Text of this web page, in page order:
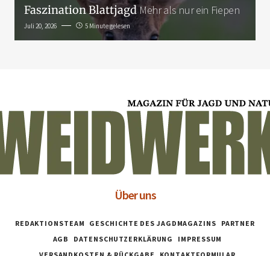
Faszination BlattjagdMehr als nur ein Fiepen
Juli 20, 2026 5 Minute gelesen
Über uns
REDAKTIONSTEAM GESCHICHTE DES JAGDMAGAZINS
PARTNER
AGB
DATENSCHUTZERKLÄRUNG
IMPRESSUM